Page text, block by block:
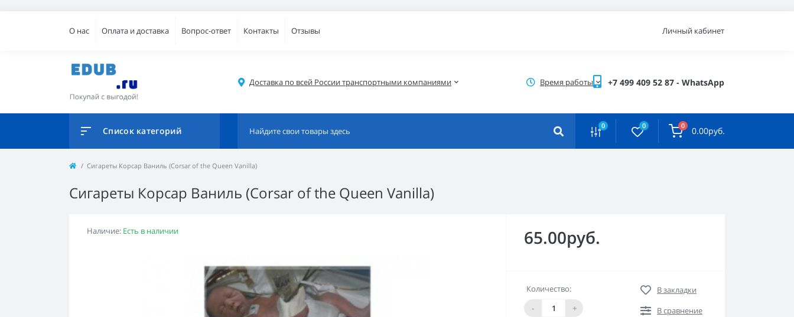
О нас Оплата и доставка Вопрос-ответ Контакты Отзывы Личный кабинет
Доставка по всей России транспортными компаниями Время работы +7 499 409 52 87 - WhatsApp
Список категорий 0 0 0 0.00руб.
Сигареты Корсар Ваниль (Corsar of the Queen Vanilla)
Сигареты Корсар Ваниль (Corsar of the Queen Vanilla)
Наличие: Есть в наличии 65.00руб.
Количество:
-
+
В закладки
В сравнение